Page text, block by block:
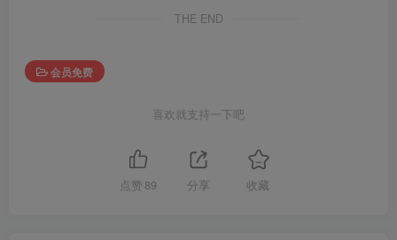
THE END
会员免费
喜欢就支持一下吧
点赞 89 分享 收藏